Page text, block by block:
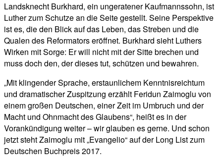
Landsknecht Burkhard, ein ungeratener Kaufmannssohn, ist
Luther zum Schutze an die Seite gestellt. Seine Perspektive
ist es, die den Blick auf das Leben, das Streben und die
Qualen des Reformators eröffnet. Burkhard sieht Luthers
Wirken mit Sorge: Er will nicht mit der Sitte brechen und
muss doch den, der dieses tut, schützen und bewahren.
„Mit klingender Sprache, erstaunlichem Kenntnisreichtum
und dramatischer Zuspitzung erzählt Feridun Zaimoglu von
einem großen Deutschen, einer Zeit im Umbruch und der
Macht und Ohnmacht des Glaubens“, heißt es in der
Vorankündigung weiter – wir glauben es gerne. Und schon
jetzt steht Zaimoglu mit „Evangelio“ auf der Long List zum
Deutschen Buchpreis 2017.